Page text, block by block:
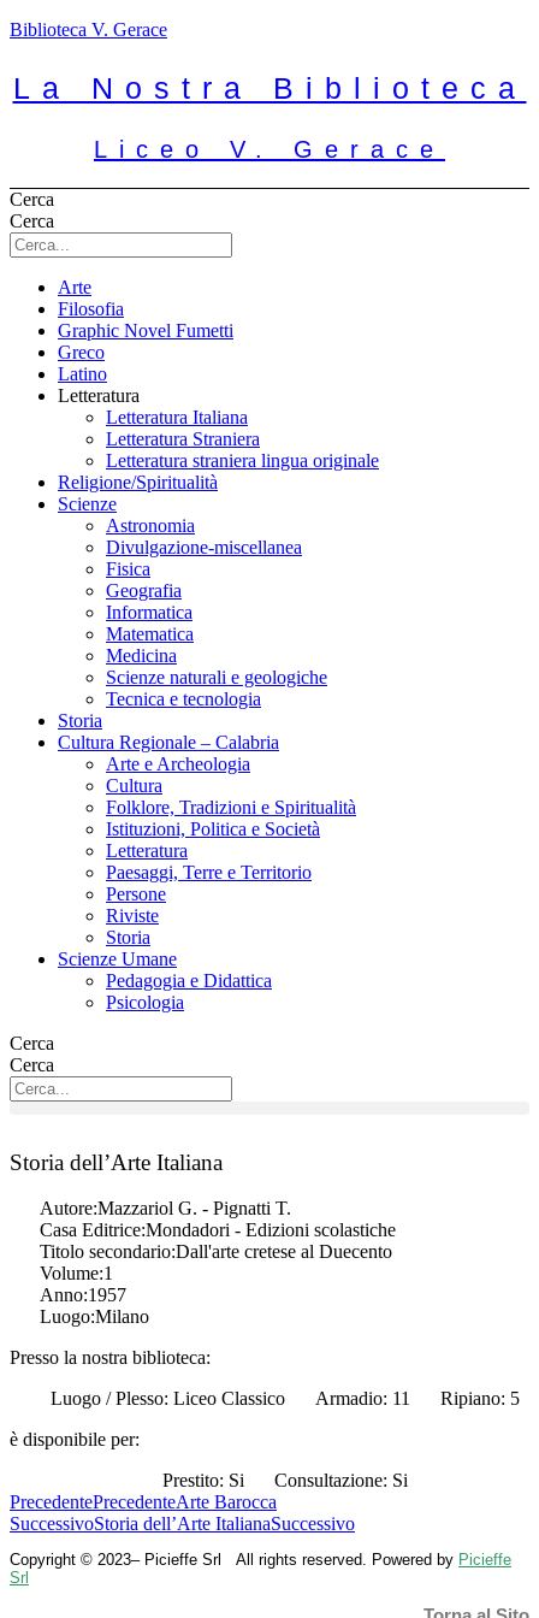
Biblioteca V. Gerace
La Nostra Biblioteca
Liceo V. Gerace
Cerca
Cerca
Arte
Filosofia
Graphic Novel Fumetti
Greco
Latino
Letteratura
Letteratura Italiana
Letteratura Straniera
Letteratura straniera lingua originale
Religione/Spiritualità
Scienze
Astronomia
Divulgazione-miscellanea
Fisica
Geografia
Informatica
Matematica
Medicina
Scienze naturali e geologiche
Tecnica e tecnologia
Storia
Cultura Regionale – Calabria
Arte e Archeologia
Cultura
Folklore, Tradizioni e Spiritualità
Istituzioni, Politica e Società
Letteratura
Paesaggi, Terre e Territorio
Persone
Riviste
Storia
Scienze Umane
Pedagogia e Didattica
Psicologia
Cerca
Cerca
Storia dell’Arte Italiana
Autore:Mazzariol G. - Pignatti T.
Casa Editrice:Mondadori - Edizioni scolastiche
Titolo secondario:Dall'arte cretese al Duecento
Volume:1
Anno:1957
Luogo:Milano
Presso la nostra biblioteca:
Luogo / Plesso: Liceo Classico
Armadio: 11
Ripiano: 5
è disponibile per:
Prestito: Si
Consultazione: Si
PrecedentePrecedenteArte Barocca
SuccessivoStoria dell’Arte ItalianaSuccessivo
Copyright © 2023– Picieffe Srl All rights reserved. Powered by Picieffe
Srl